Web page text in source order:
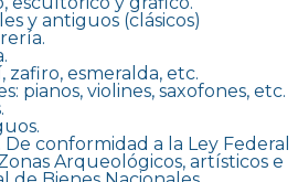
y antiguos (clásicos)
zafiro, esmeralda, etc.
pianos, violines, saxofones, etc.
conformidad a la Ley Federal
Arqueológicos, artísticos e